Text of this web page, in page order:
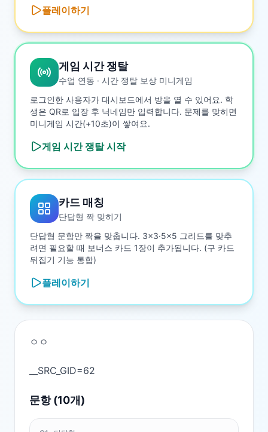
플레이하기
게임 시간 쟁탈
수업 연동 · 시간 쟁탈 보상 미니게임
로그인한 사용자가 대시보드에서 방을 열 수 있어요. 학
생은 QR로 입장 후 닉네임만 입력합니다. 문제를 맞히면
미니게임 시간(+10초)이 쌓여요.
게임 시간 쟁탈시작
카드 매칭
단답형 짝 맞히기
단답형 문항만 짝을 맞춥니다. 3×3·5×5 그리드를 맞추
려면 필요할 때 보너스 카드 1장이 추가됩니다. (구 카드
뒤집기 기능 통합)
플레이하기
ㅇㅇ
문항 (10개)